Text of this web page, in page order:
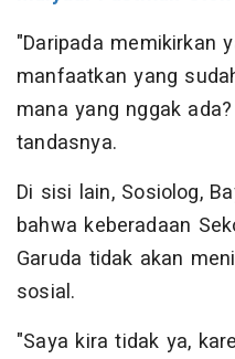
"Daripada memikirkan
manfaatkan yang
mana yang nggak
tandasnya.
Di sisi lain, Sosiolog,
bahwa keberadaan
Garuda tidak akan
sosial.
"Saya kira tidak ya,